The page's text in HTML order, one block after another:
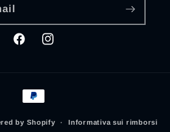
FacebookInstagram
Metodi
di
pagamento
by Shopify Informativa sui rimborsi